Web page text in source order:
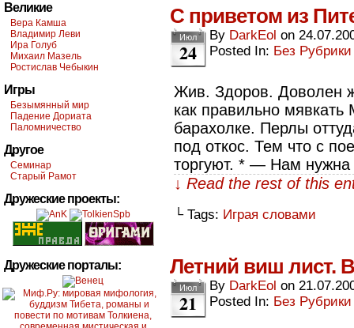
Великие
Вера Камша
Владимир Леви
Ира Голуб
Михаил Мазель
Ростислав Чебыкин
Игры
Безымянный мир
Падение Дориата
Паломничество
Другое
Семинар
Старый Рамот
Дружеские проекты:
Дружеские порталы:
С приветом из
Июл
24
By DarkEol on
Posted In: Без Рубрики
Жив. Здоров. Доволен
как правильно
барахолке. Перлы
под откос. Тем что с
торгуют. * — Нам
↓ Read the rest of this
└ Tags: Играя словами
Летний виш лист.
Июл
21
By DarkEol on
Posted In: Без Рубрики